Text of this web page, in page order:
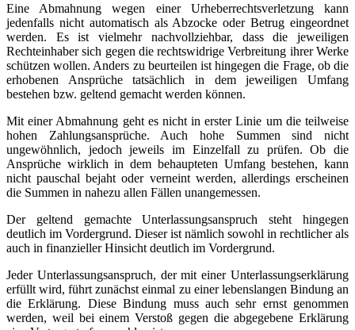
Eine Abmahnung wegen einer Urheberrechtsverletzung kann
jedenfalls nicht automatisch als Abzocke oder Betrug eingeordnet
werden. Es ist vielmehr nachvollziehbar, dass die jeweiligen
Rechteinhaber sich gegen die rechtswidrige Verbreitung ihrer Werke
schützen wollen. Anders zu beurteilen ist hingegen die Frage, ob die
erhobenen Ansprüche tatsächlich in dem jeweiligen Umfang
bestehen bzw. geltend gemacht werden können.
Mit einer Abmahnung geht es nicht in erster Linie um die teilweise
hohen Zahlungsansprüche. Auch hohe Summen sind nicht
ungewöhnlich, jedoch jeweils im Einzelfall zu prüfen. Ob die
Ansprüche wirklich in dem behaupteten Umfang bestehen, kann
nicht pauschal bejaht oder verneint werden, allerdings erscheinen
die Summen in nahezu allen Fällen unangemessen.
Der geltend gemachte Unterlassungsanspruch steht hingegen
deutlich im Vordergrund. Dieser ist nämlich sowohl in rechtlicher als
auch in finanzieller Hinsicht deutlich im Vordergrund.
Jeder Unterlassungsanspruch, der mit einer Unterlassungserklärung
erfüllt wird, führt zunächst einmal zu einer lebenslangen Bindung an
die Erklärung. Diese Bindung muss auch sehr ernst genommen
werden, weil bei einem Verstoß gegen die abgegebene Erklärung